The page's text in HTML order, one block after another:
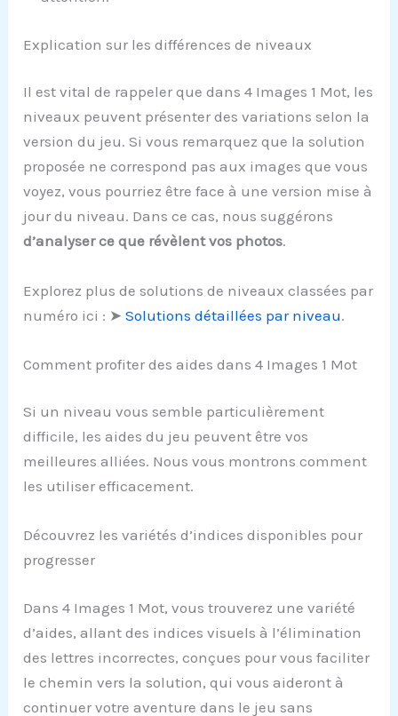
Explication sur les différences de niveaux
Il est vital de rappeler que dans 4 Images 1 Mot, les
niveaux peuvent présenter des variations selon la
version du jeu. Si vous remarquez que la solution
proposée ne correspond pas aux images que vous
voyez, vous pourriez être face à une version mise à
jour du niveau. Dans ce cas, nous suggérons
d’analyser ce que révèlent vos photos.
Explorez plus de solutions de niveaux classées par
numéro ici : ➤Solutions détaillées par niveau.
Comment profiter des aides dans 4 Images 1 Mot
Si un niveau vous semble particulièrement
difficile, les aides du jeu peuvent être vos
meilleures alliées. Nous vous montrons comment
les utiliser efficacement.
Découvrez les variétés d’indices disponibles pour
progresser
Dans 4 Images 1 Mot, vous trouverez une variété
d’aides, allant des indices visuels à l’élimination
des lettres incorrectes, conçues pour vous faciliter
le chemin vers la solution, qui vous aideront à
continuer votre aventure dans le jeu sans